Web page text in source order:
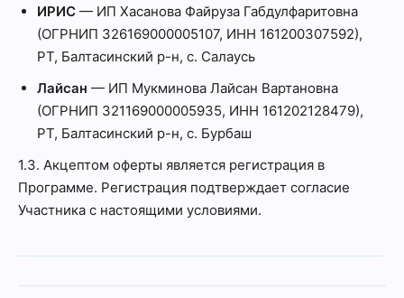
ИРИС — ИП Хасанова Файруза Габдулфаритовна
(ОГРНИП 326169000005107, ИНН 161200307592),
РТ, Балтасинский р-н, с. Салаусь
Лайсан — ИП Мукминова Лайсан Вартановна
(ОГРНИП 321169000005935, ИНН 161202128479),
РТ, Балтасинский р-н, с. Бурбаш
1.3. Акцептом оферты является регистрация в
Программе. Регистрация подтверждает согласие
Участника с настоящими условиями.